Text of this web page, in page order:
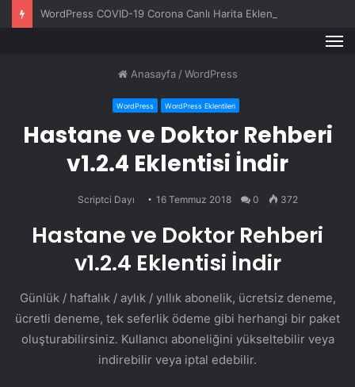
WordPress COVID-19 Corona Canlı Harita Eklentisi v1.0.3
Anasayfa / WordPress
WordPress WordPress Eklentileri
Hastane ve Doktor Rehberi
v1.2.4 Eklentisi İndir
Scriptci Dayı 16 Temmuz 2018 0 372
Hastane ve Doktor Rehberi
v1.2.4 Eklentisi İndir
Günlük / haftalık / aylık / yıllık abonelik, ücretsiz deneme,
ücretli deneme, tek seferlik ödeme gibi herhangi bir paket
oluşturabilirsiniz. Kullanıcı aboneliğini yükseltebilir veya
indirebilir veya iptal edebilir.